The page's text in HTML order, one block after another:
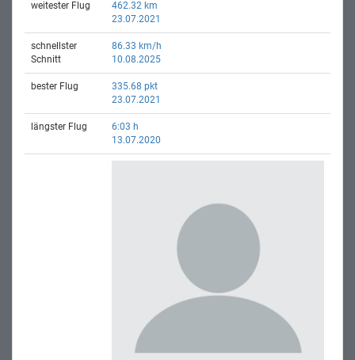
weitester Flug
462.32 km
23.07.2021
schnellster
Schnitt
86.33 km/h
10.08.2025
bester Flug
335.68 pkt
23.07.2021
längster Flug
6:03 h
13.07.2020